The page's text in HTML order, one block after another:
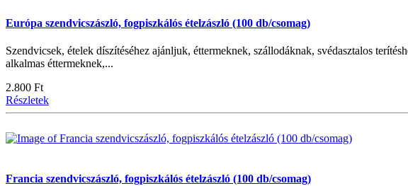
Európa szendvicszászló, fogpiszkálós ételzászló (100 db/csomag)
Szendvicsek, ételek díszítéséhez ajánljuk, éttermeknek, szállodáknak, svédasztalos
alkalmas éttermeknek,...
2.800 Ft
Részletek
Francia szendvicszászló, fogpiszkálós ételzászló (100 db/csomag)